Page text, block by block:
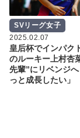
SVリーグ女子
2025.02.07
皇后杯でインパク
のルーキー上村杏
先輩”にリベンジ
っと成長したい」